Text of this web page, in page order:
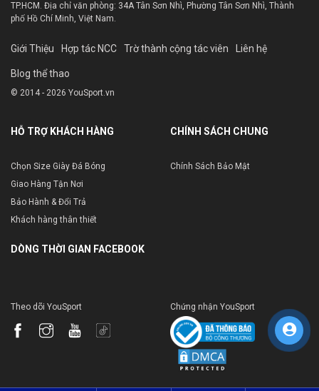
TP.HCM. Địa chỉ văn phòng: 34A Tân Sơn Nhì, Phường Tân Sơn Nhì, Thành
phố Hồ Chí Minh, Việt Nam.
Giới Thiệu Hợp tác NCC Trờ thành cộng tác viên Liên hệ
Blog thể thao
© 2014 - 2026 YouSport.vn
HỖ TRỢ KHÁCH HÀNG
Chọn Size Giày Đá Bóng
Giao Hàng Tận Nơi
Bảo Hành & Đổi Trả
Khách hàng thân thiết
CHÍNH SÁCH CHUNG
Chính Sách Bảo Mật
DÒNG THỜI GIAN FACEBOOK
Theo dõi YouSport Chứng nhận YouSport